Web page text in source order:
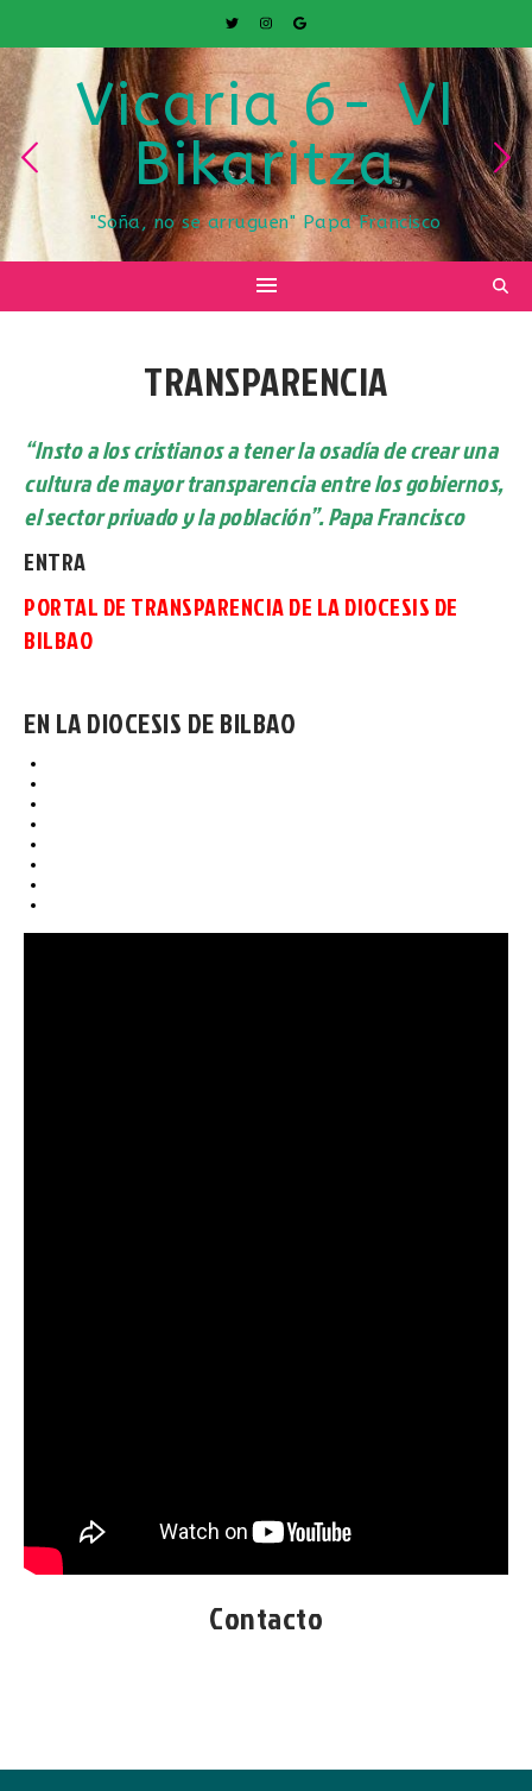
Vicaria 6- VI
Bikaritza
"Soña, no se arruguen" Papa Francisco
TRANSPARENCIA
“Insto a los cristianos a tener la osadía de crear una
cultura de mayor transparencia entre los gobiernos,
el sector privado y la población”. Papa Francisco
ENTRA
PORTAL DE TRANSPARENCIA DE LA DIOCESIS DE
BILBAO
EN LA DIOCESIS DE BILBAO
Contacto